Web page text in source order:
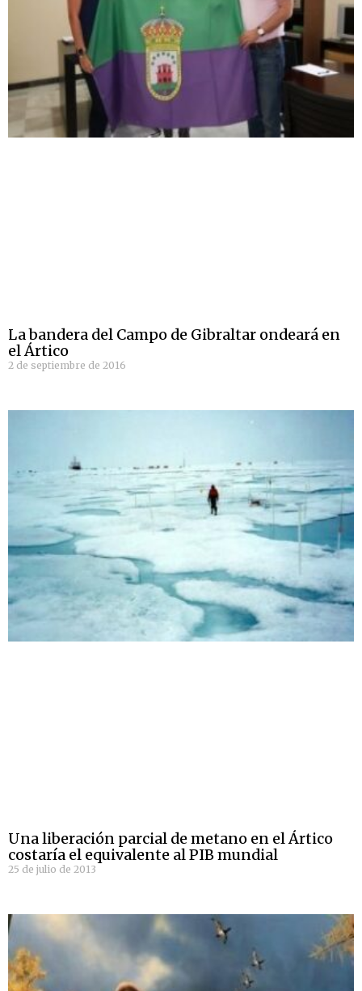
La bandera del Campo de Gibraltar ondeará en
el Ártico
2 de septiembre de 2016
Una liberación parcial de metano en el Ártico
costaría el equivalente al PIB mundial
25 de julio de 2013